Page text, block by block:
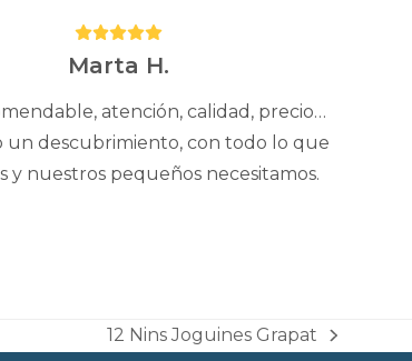
Puntuación:
5
Marta H.
atención, calidad, precio…
un descubrimiento, con todo lo que
y nuestros pequeños necesitamos.
next
12 Nins Joguines Grapat